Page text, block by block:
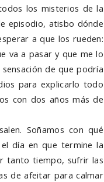
los misterios de la
episodio, atisbo dónde
a que los rueden:
va a pasar y que me lo
de que podría
para explicarlo todo
con dos años más de
Soñamos con qué
día en que termine la
tanto tiempo, sufrir las
de afeitar para calmar